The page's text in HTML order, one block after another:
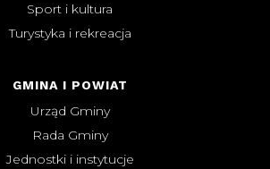
Sport i kultura
Turystyka i rekreacja
GMINA I POWIAT
Urząd Gminy
Rada Gminy
Jednostki i instytucje